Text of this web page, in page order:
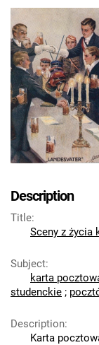
Description
Title:
Sceny z życia
Subject:
karta
studenckie ;
Description:
Karta